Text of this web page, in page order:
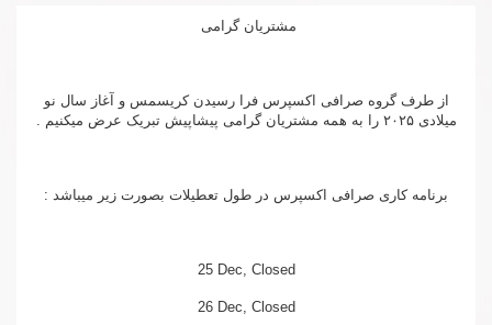
مشتریان گرامی
از طرف گروه صرافی اکسپرس فرا رسیدن کریسمس و آغاز سال نو
میلادی ۲۰۲۵ را به همه مشتریان گرامی پیشاپیش تبریک عرض میکنیم .
برنامه کاری صرافی اکسپرس در طول تعطیلات بصورت زیر میباشد :
25 Dec, Closed
26 Dec, Closed